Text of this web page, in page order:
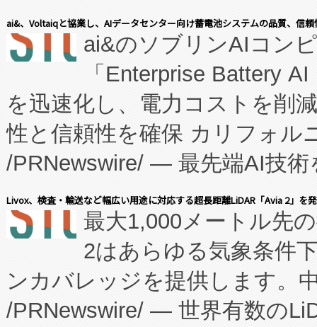
表しました。 同社の実績ある
manufacturing™ (FCCM™) プ
たNeXは、バイオ医薬品製造
従来のフェッドバッチ施設の
に、患者やサプライチェーン
キー方式で拡張性が高く、持
す。FCCM‑を活用した現地生
患者にとっての費用負担を大
のアクセスを大幅に拡大する
Fully-Connected Continuous
プログラムには、施設設計・
ai&、Voltaiqと協業し、AIデータセンター向け蓄電池システムの品質、信
ai&のソブリンAIコン
「Enterprise Battery
を迅速化し、電力コストを削
性と信頼性を確保 カリフォル
/PRNewswire/ — 最先端AI技術
会社エーアイ・アンド：本社
President原信平）と、エンタ
ードするVoltaiqは、日本にあ
ーエネルギー貯蔵システム（
た。 Voltaiq独自のAI搭載プラ
Livox、検査・輸送など幅広い用途に対応する超長距離LiDAR「Avia 2」を
最大1,000メートル先
2はあらゆる気象条件
ンカバレッジを提供します。
/PRNewswire/ — 世界有数の